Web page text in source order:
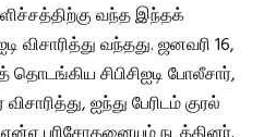
வந்த இந்தக்
விசாரித்து வந்தது. ஜனவரி 16,
சிபிசிஐடி போலீசார்,
ஐந்து பேரிடம் குரல்